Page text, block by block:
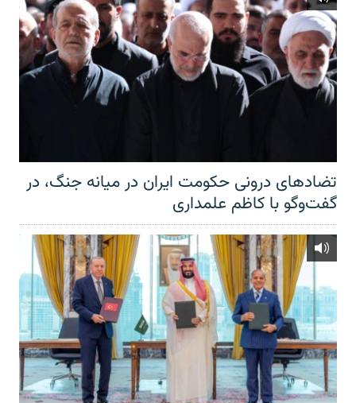
تضادهای درونی حکومت ایران در میانه جنگ، در
گفت‌‌وگو با کاظم علمداری